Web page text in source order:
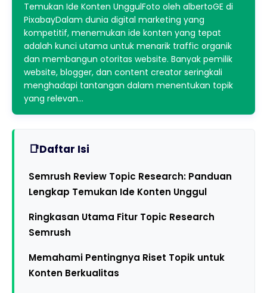
Temukan Ide Konten UnggulFoto oleh albertoGE di
PixabayDalam dunia digital marketing yang
kompetitif, menemukan ide konten yang tepat
adalah kunci utama untuk menarik traffic organik
dan membangun otoritas website. Banyak pemilik
website, blogger, dan content creator seringkali
menghadapi tantangan dalam menentukan topik
yang relevan…
Daftar Isi
Semrush Review Topic Research: Panduan
Lengkap Temukan Ide Konten Unggul
Ringkasan Utama Fitur Topic Research
Semrush
Memahami Pentingnya Riset Topik untuk
Konten Berkualitas